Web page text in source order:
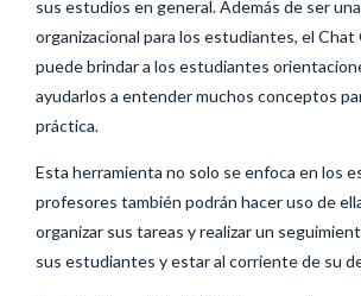
sus estudios en general. Además de ser
organizacional para los estudiantes, el Chat
puede brindar a los estudiantes
ayudarlos a entender muchos conceptos
práctica.
Esta herramienta no solo se enfoca en los
profesores también podrán hacer uso de
organizar sus tareas y realizar un
sus estudiantes y estar al corriente de su